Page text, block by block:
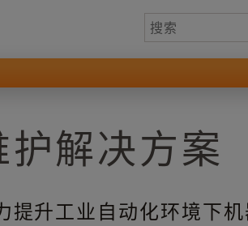
解决方案
升工业自动化环境下